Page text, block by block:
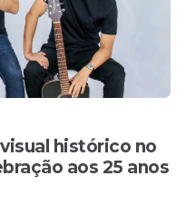
histórico no
aos 25 anos